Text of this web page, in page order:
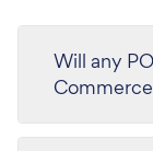
Will any